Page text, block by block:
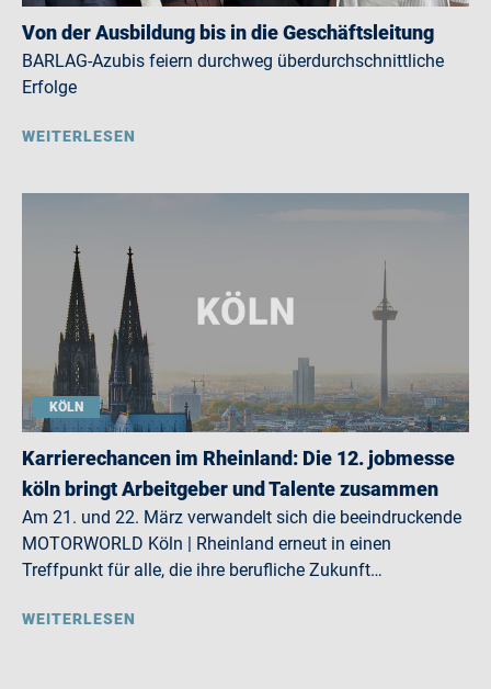
Von der Ausbildung bis in die Geschäftsleitung
BARLAG-Azubis feiern durchweg überdurchschnittliche
Erfolge
WEITERLESEN
KÖLN
Karrierechancen im Rheinland: Die 12. jobmesse
köln bringt Arbeitgeber und Talente zusammen
Am 21. und 22. März verwandelt sich die beeindruckende
MOTORWORLD Köln | Rheinland erneut in einen
Treffpunkt für alle, die ihre berufliche Zukunft…
WEITERLESEN